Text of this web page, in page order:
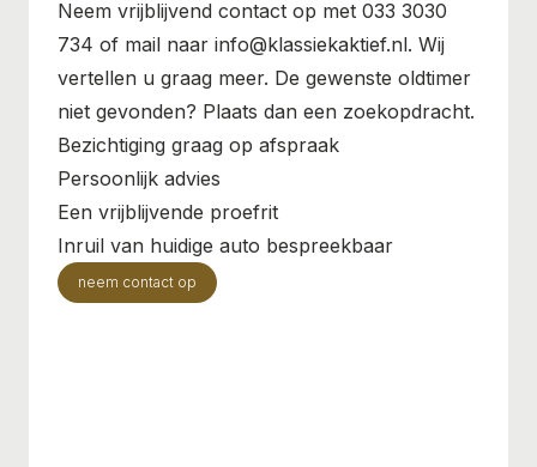
Neem vrijblijvend contact op met 033 3030
734 of mail naar info@klassiekaktief.nl. Wij
vertellen u graag meer. De gewenste oldtimer
niet gevonden? Plaats dan een zoekopdracht.
Bezichtiging graag op afspraak
Persoonlijk advies
Een vrijblijvende proefrit
Inruil van huidige auto bespreekbaar
neem contact op